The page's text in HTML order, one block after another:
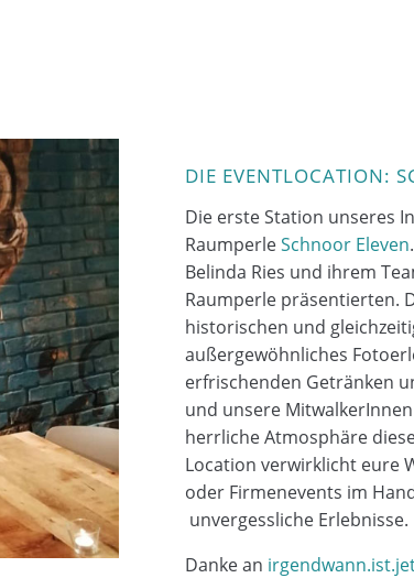
DIE EVENTLOCATION:
Die erste Station unseres
RaumperleSchnoor Eleven
Belinda Ries und ihrem
Raumperle präsentierten.
historischen und
außergewöhnliches
erfrischenden Getränken
und unsere
herrliche Atmosphäre
Location verwirklicht eure
oder Firmenevents im
unvergessliche Erlebnisse.
Danke an